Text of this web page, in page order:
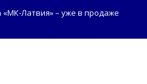
Латвия» – уже в продаже